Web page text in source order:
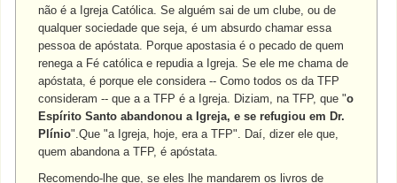
não é a Igreja Católica. Se alguém sai de um clube, ou de
qualquer sociedade que seja, é um absurdo chamar essa
pessoa de apóstata. Porque apostasia é o pecado de quem
renega a Fé católica e repudia a Igreja. Se ele me chama de
apóstata, é porque ele considera -- Como todos os da TFP
consideram -- que a a TFP é a Igreja. Diziam, na TFP, que "o
Espírito Santo abandonou a Igreja, e se refugiou em Dr.
Plínio".Que "a Igreja, hoje, era a TFP". Daí, dizer ele que,
quem abandona a TFP, é apóstata.
Recomendo-lhe que, se eles lhe mandarem os livros de